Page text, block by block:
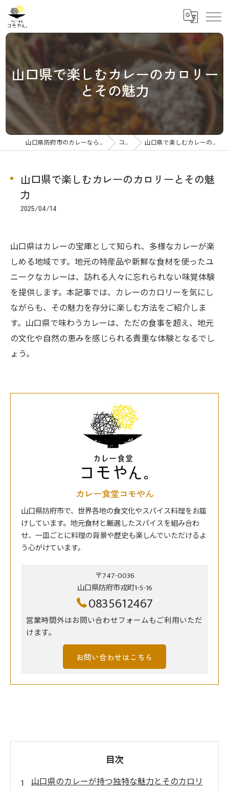
山口県で楽しむカレーのカロリー
とその魅力
山口県防府市のカレーならカレー食堂コモやん コラム 山口県で楽しむカレーのカロリーとその魅力
山口県で楽しむカレーのカロリーとその魅
力
2025/04/14
山口県はカレーの宝庫として知られ、多様なカレーが楽
しめる地域です。地元の特産品や新鮮な食材を使ったユ
ニークなカレーは、訪れる人々に忘れられない味覚体験
を提供します。本記事では、カレーのカロリーを気にし
ながらも、その魅力を存分に楽しむ方法をご紹介しま
す。山口県で味わうカレーは、ただの食事を超え、地元
の文化や自然の恵みを感じられる貴重な体験となるでし
ょう。
カレー食堂コモやん
山口県防府市で、世界各地の食文化やスパイス料理をお届
けしています。地元食材と厳選したスパイスを組み合わ
せ、一皿ごとに料理の背景や歴史も楽しんでいただけるよ
う心がけています。
〒747-0036
山口県防府市戎町1-5-16
0835612467
営業時間外はお問い合わせフォームもご利用いただ
けます。
お問い合わせはこちら
目次
山口県のカレーが持つ独特な魅力とそのカロリ